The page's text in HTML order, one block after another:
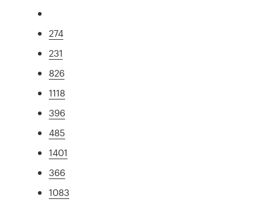
274
231
826
1118
396
485
1401
366
1083